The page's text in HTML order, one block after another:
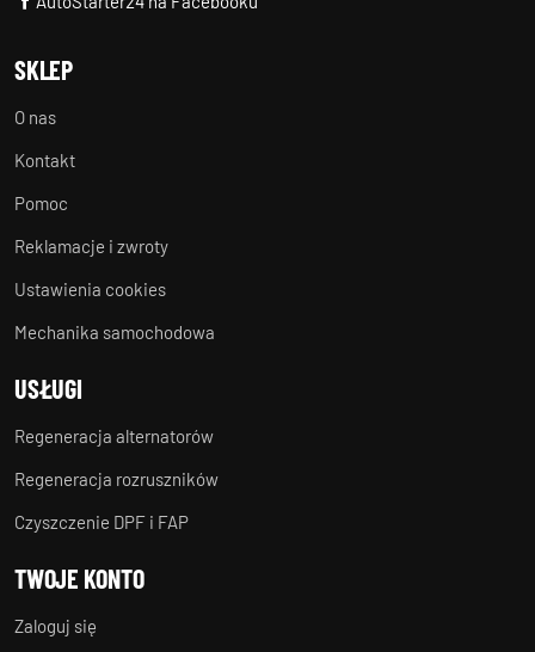
SKLEP
O nas
Kontakt
Pomoc
Reklamacje i zwroty
Ustawienia cookies
Mechanika samochodowa
USŁUGI
Regeneracja alternatorów
Regeneracja rozruszników
Czyszczenie DPF i FAP
TWOJE KONTO
Zaloguj się